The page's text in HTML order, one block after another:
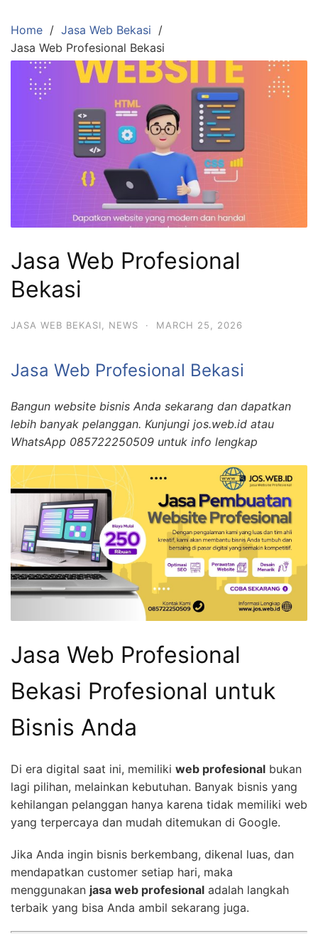
content
Home
Jasa Web Bekasi
Jasa Web Profesional Bekasi
Jasa Web Profesional
Bekasi
JASA WEB BEKASI NEWS · MARCH 25, 2026
Jasa Web Profesional Bekasi
Bangun website bisnis Anda sekarang dan dapatkan
lebih banyak pelanggan. Kunjungi jos.web.id atau
WhatsApp 085722250509 untuk info lengkap
Jasa Web Profesional
Bekasi Profesional untuk
Bisnis Anda
Di era digital saat ini, memiliki web profesional bukan
lagi pilihan, melainkan kebutuhan. Banyak bisnis yang
kehilangan pelanggan hanya karena tidak memiliki web
yang terpercaya dan mudah ditemukan di Google.
Jika Anda ingin bisnis berkembang, dikenal luas, dan
mendapatkan customer setiap hari, maka
menggunakan jasa web profesional adalah langkah
terbaik yang bisa Anda ambil sekarang juga.